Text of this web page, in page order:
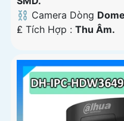
⛓ Camera Dòng
️₤ Tích Hợp : Thu Âm.